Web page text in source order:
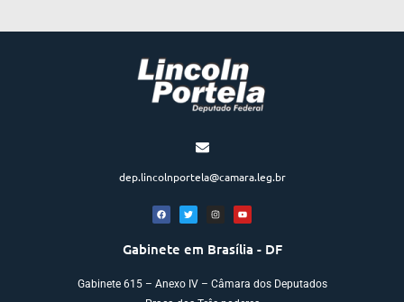
dep.lincolnportela@camara.leg.br
Gabinete em Brasília - DF
Gabinete 615 – Anexo IV – Câmara dos Deputados